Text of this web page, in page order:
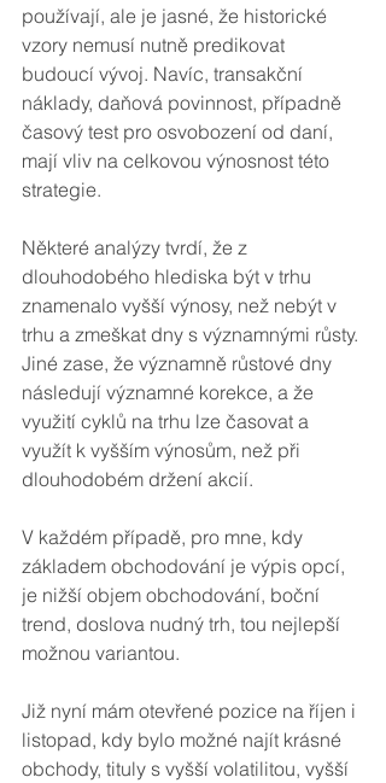
používají, ale je jasné, že historické
vzory nemusí nutně predikovat
budoucí vývoj. Navíc, transakční
náklady, daňová povinnost, případně
časový test pro osvobození od daní,
mají vliv na celkovou výnosnost této
strategie.
Některé analýzy tvrdí, že z
dlouhodobého hlediska být v trhu
znamenalo vyšší výnosy, než nebýt v
trhu a zmeškat dny s významnými růsty.
Jiné zase, že významně růstové dny
následují významné korekce, a že
využití cyklů na trhu lze časovat a
využít k vyšším výnosům, než při
dlouhodobém držení akcií.
V každém případě, pro mne, kdy
základem obchodování je výpis opcí,
je nižší objem obchodování, boční
trend, doslova nudný trh, tou nejlepší
možnou variantou.
Již nyní mám otevřené pozice na říjen i
listopad, kdy bylo možné najít krásné
obchody, tituly s vyšší volatilitou, vyšší